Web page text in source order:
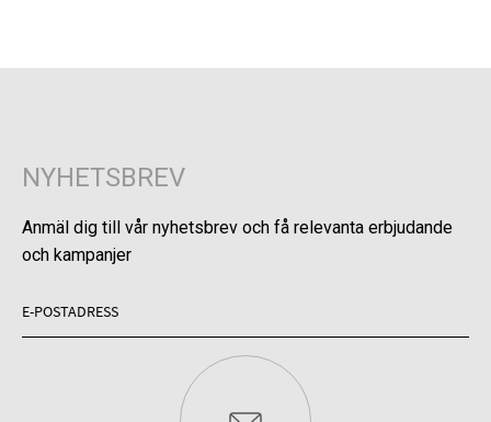
NYHETSBREV
Anmäl dig till vår nyhetsbrev och få relevanta erbjudande
och kampanjer